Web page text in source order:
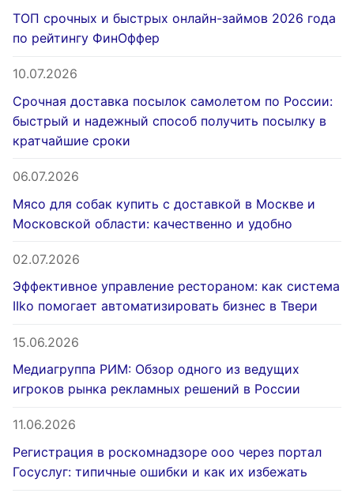
ТОП срочных и быстрых онлайн-займов 2026 года
по рейтингу ФинОффер
10.07.2026
Срочная доставка посылок самолетом по России:
быстрый и надежный способ получить посылку в
кратчайшие сроки
06.07.2026
Мясо для собак купить с доставкой в Москве и
Московской области: качественно и удобно
02.07.2026
Эффективное управление рестораном: как система
IIko помогает автоматизировать бизнес в Твери
15.06.2026
Медиагруппа РИМ: Обзор одного из ведущих
игроков рынка рекламных решений в России
11.06.2026
Регистрация в роскомнадзоре ооо через портал
Госуслуг: типичные ошибки и как их избежать